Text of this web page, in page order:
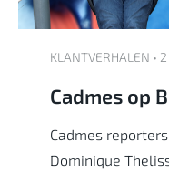
KLANTVERHALEN •
Cadmes op
Cadmes
Dominique